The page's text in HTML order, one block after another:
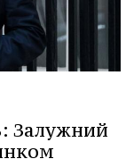
Залужний